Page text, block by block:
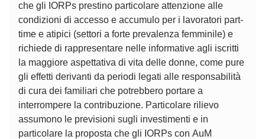
che gli IORPs prestino particolare attenzione alle
condizioni di accesso e accumulo per i lavoratori part-
time e atipici (settori a forte prevalenza femminile) e
richiede di rappresentare nelle informative agli iscritti
la maggiore aspettativa di vita delle donne, come pure
gli effetti derivanti da periodi legati alle responsabilità
di cura dei familiari che potrebbero portare a
interrompere la contribuzione. Particolare rilievo
assumono le previsioni sugli investimenti e in
particolare la proposta che gli IORPs con AuM